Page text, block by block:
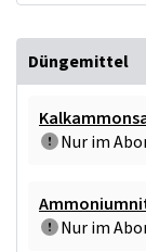
Düngemittel
Nur im
Nur im